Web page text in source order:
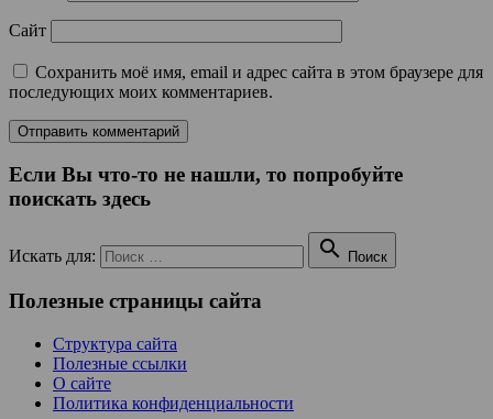
Сайт
Сохранить моё имя, email и адрес сайта в этом браузере для
последующих моих комментариев.
Если Вы что-то не нашли, то попробуйте
поискать здесь
Искать для:  Поиск
Полезные страницы сайта
Структура сайта
Полезные ссылки
О сайте
Политика конфиденциальности